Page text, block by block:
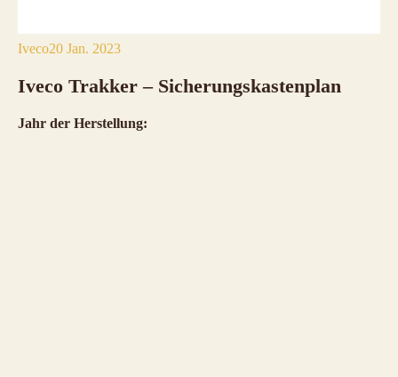
Iveco20 Jan. 2023
Iveco Trakker – Sicherungskastenplan
Jahr der Herstellung: